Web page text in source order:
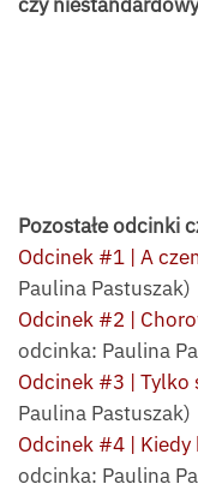
Pozostałe odcinki
Odcinek #1 | A
Paulina Pastuszak)
Odcinek #2 |
odcinka: Paulina
Odcinek #3 | Tylko
Paulina Pastuszak)
Odcinek #4 |
odcinka: Paulina